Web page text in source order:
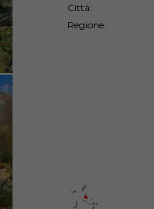
Città:
Regione: